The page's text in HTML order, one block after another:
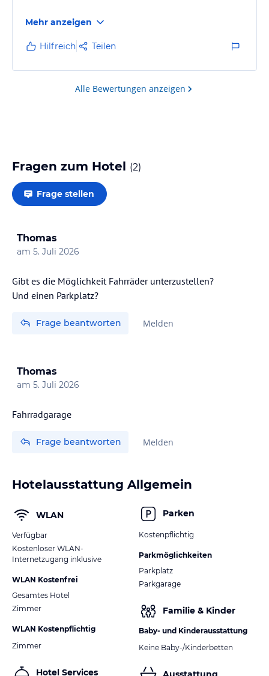
Mehr anzeigen
Hilfreich Teilen
Alle Bewertungen anzeigen
Fragen zum Hotel (2)
Frage stellen
Thomas
am 5. Juli 2026
Gibt es die Möglichkeit Fahrräder unterzustellen?
Und einen Parkplatz?
Frage beantworten Melden
Thomas
am 5. Juli 2026
Fahrradgarage
Frage beantworten Melden
Hotelausstattung Allgemein
WLAN
Verfügbar
Kostenloser WLAN-
Internetzugang inklusive
WLAN Kostenfrei
Gesamtes Hotel
Zimmer
WLAN Kostenpflichtig
Zimmer
Hotel Services
Parken
Kostenpflichtig
Parkmöglichkeiten
Parkplatz
Parkgarage
Familie & Kinder
Baby- und Kinderausstattung
Keine Baby-/Kinderbetten